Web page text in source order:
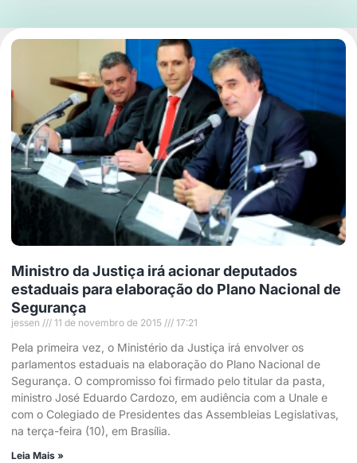
Ministro da Justiça irá acionar deputados
estaduais para elaboração do Plano Nacional de
Segurança
jessen 11 de novembro de 2015 17:21
Pela primeira vez, o Ministério da Justiça irá envolver os
parlamentos estaduais na elaboração do Plano Nacional de
Segurança. O compromisso foi firmado pelo titular da pasta,
ministro José Eduardo Cardozo, em audiência com a Unale e
com o Colegiado de Presidentes das Assembleias Legislativas,
na terça-feira (10), em Brasília.
Leia Mais »